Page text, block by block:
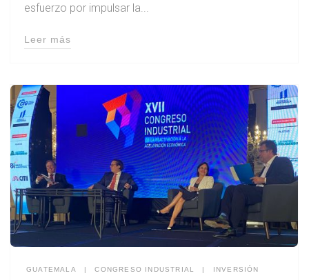
esfuerzo por impulsar la...
Leer más
GUATEMALA | CONGRESO INDUSTRIAL | INVERSIÓN